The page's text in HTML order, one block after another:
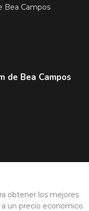
de Bea Campos
obtener los mejores
un precio economico.